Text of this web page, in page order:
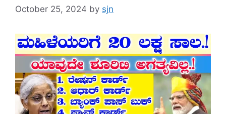
October 25, 2024 by sjn